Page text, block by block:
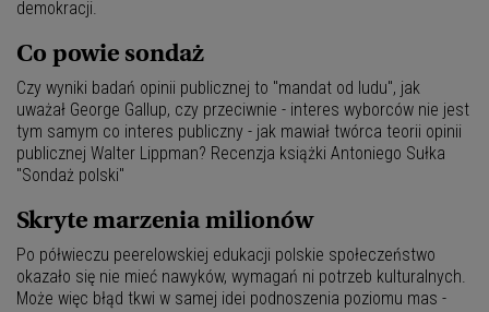
demokracji.
Co powie sondaż
Czy wyniki badań opinii publicznej to "mandat od ludu", jak
uważał George Gallup, czy przeciwnie - interes wyborców nie jest
tym samym co interes publiczny - jak mawiał twórca teorii opinii
publicznej Walter Lippman? Recenzja książki Antoniego Sułka
"Sondaż polski"
Skryte marzenia milionów
Po półwieczu peerelowskiej edukacji polskie społeczeństwo
okazało się nie mieć nawyków, wymagań ni potrzeb kulturalnych.
Może więc błąd tkwi w samej idei podnoszenia poziomu mas -